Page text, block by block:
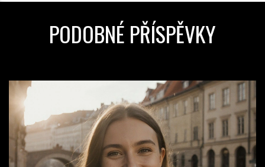
PODOBNÉ PŘÍSPĚVKY